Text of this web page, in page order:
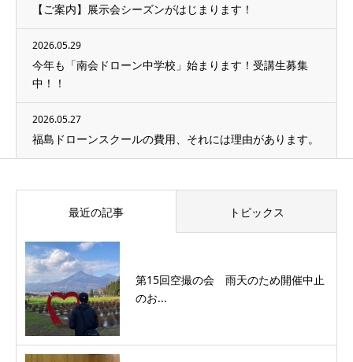
【ご案内】展示会シーズンがはじまります！
2026.05.29
今年も「南会ドローン中学校」始まります！受講生募集
中！！
2026.05.27
福島ドローンスクールの費用、それには理由があります。
最近の記事 トピックス
第15回空撮の会 雨天のため開催中止
のお...